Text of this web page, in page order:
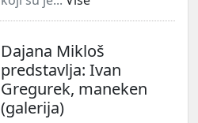
Dajana Mikloš
predstavlja: Ivan
Gregurek, maneken
(galerija)